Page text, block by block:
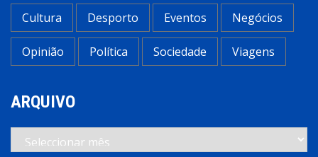
Cultura Desporto Eventos Negócios
Opinião Política Sociedade Viagens
ARQUIVO
Arquivo